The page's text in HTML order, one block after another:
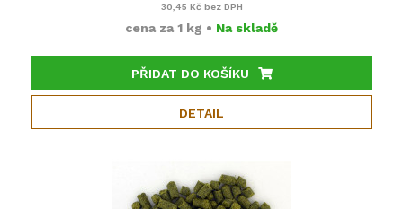
30,45 Kč bez DPH
cena za 1 kg • Na skladě
PŘIDAT DO KOŠÍKU
DETAIL